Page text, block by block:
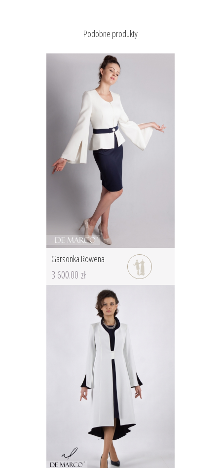
Podobne produkty
Garsonka Rowena
3 600.00 zł